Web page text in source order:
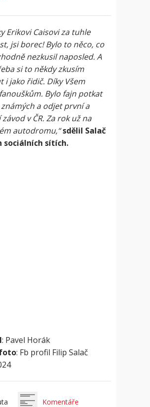
Erikovi Caisovi za tuhle
jsi borec! Bylo to něco, co
nezkusil naposled. A
si to někdy zkusím
i jako řidič. Díky Všem
Bylo fajn potkat
a odjet první a
v ČR. Za rok už na
autodromu,“sdělil Salač
sociálních sítích.
: Pavel Horák
: Fb profil Filip Salač
Komentáře